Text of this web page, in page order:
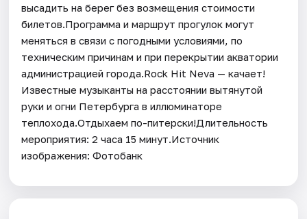
высадить на берег без возмещения стоимости
билетов.Программа и маршрут прогулок могут
меняться в связи с погодными условиями, по
техническим причинам и при перекрытии акватории
администрацией города.Rock Hit Neva — качает!
Известные музыканты на расстоянии вытянутой
руки и огни Петербурга в иллюминаторе
теплохода.Отдыхаем по-питерски!Длительность
мероприятия: 2 часа 15 минут.Источник
изображения: Фотобанк